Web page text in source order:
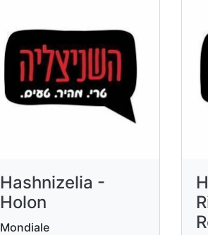
Hashnizelia -
Holon
Mondiale